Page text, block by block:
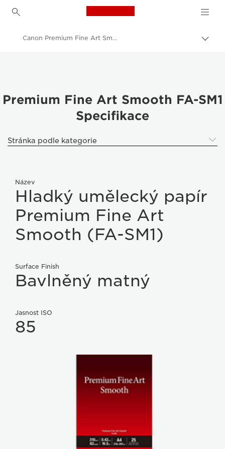
Canon Logo, back to
Photo Paper - A4, A3, A3+, A2, 4x6, 5x5, 5x7 - Glossy, Matte, Luster
Canon Premium Fine Art Smooth FA-SM1 - A4, A3, A3+, A2
Canon Premium Fine Art Smooth FA-SM1 - A4, A3, A3+, A2
Premium Fine Art Smooth FA-SM1
Specifikace
Stránka podle kategorie
Název
Hladký umělecký papír
Premium Fine Art
Smooth (FA-SM1)
Surface Finish
Bavlněný matný
Jasnost ISO
85